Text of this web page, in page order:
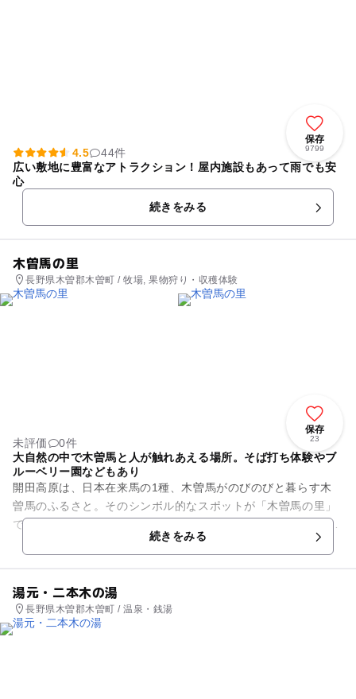
保存
9799
4.5
44件
広い敷地に豊富なアトラクション！屋内施設もあって雨でも安
心
続きをみる
木曽馬の里
長野県木曽郡木曽町 / 牧場, 果物狩り・収穫体験
保存
23
未評価
0件
大自然の中で木曽馬と人が触れあえる場所。そば打ち体験やブ
ルーベリー園などもあり
開田高原は、日本在来馬の1種、木曽馬がのびのびと暮らす木
曽馬のふるさと。そのシンボル的なスポットが「木曽馬の里」
です。約50ヘクタールを誇る敷地内には、散策道が整備されて
いますので、馬や雄大な御...続きをみる
湯元・二本木の湯
長野県木曽郡木曽町 / 温泉・銭湯